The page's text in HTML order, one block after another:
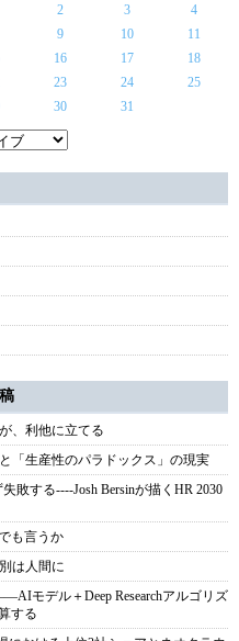
2 3
4
9 10
11
16 17
18
23 24
25
30 31
、利他に立てる
「生産性のパラドックス」の現実
敗する----Josh Bersinが描くHR 2030
も言うか
は人間に
モデル＋Deep Researchアルゴリズ
する